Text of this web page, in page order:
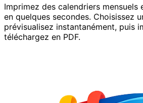
Imprimez des calendriers mensuels
en quelques secondes. Choisissez
prévisualisez instantanément, puis
téléchargez en PDF.